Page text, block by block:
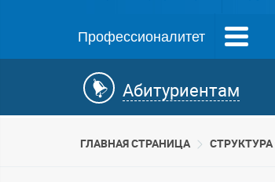
Профессионалитет
Абитуриентам
ГЛАВНАЯ СТРАНИЦА